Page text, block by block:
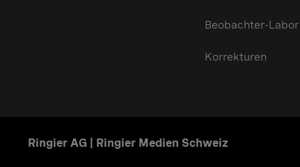
Beobachter-Labor
Korrekturen
Ringier AG | Ringier Medien Schweiz